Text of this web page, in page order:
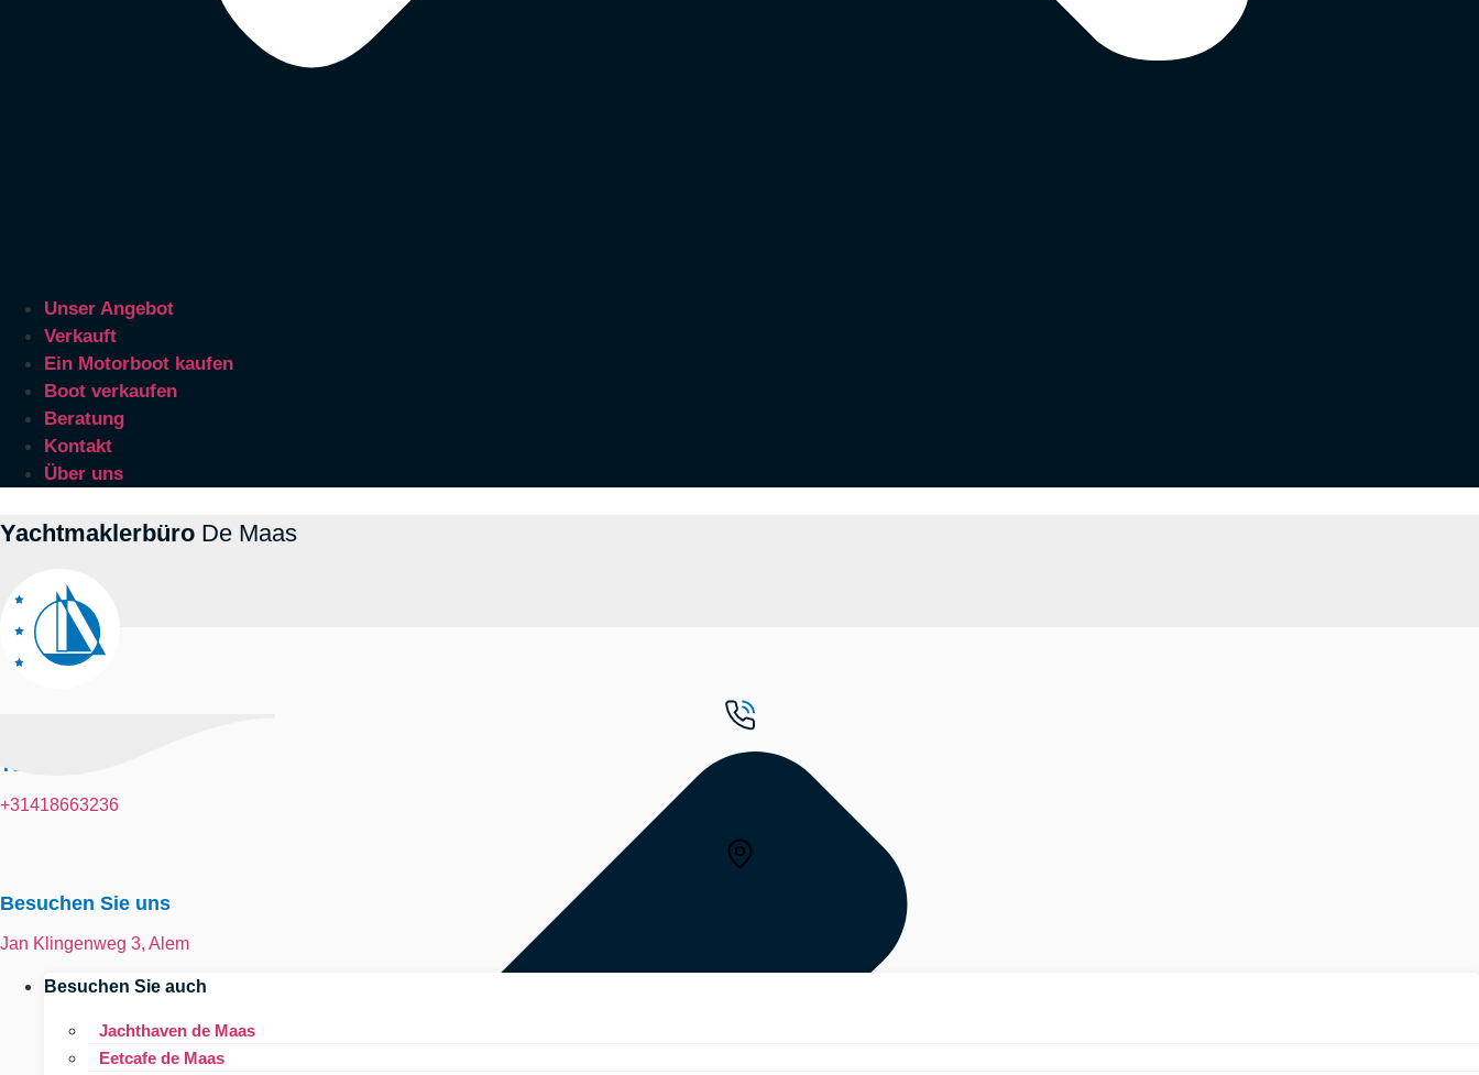
Unser Angebot
Verkauft
Ein Motorboot kaufen
Boot verkaufen
Beratung
Kontakt
Über uns
Yachtmaklerbüro De Maas
Telefon
+31418663236
Besuchen Sie uns
Jan Klingenweg 3, Alem
Besuchen Sie auch
Jachthaven de Maas
Eetcafe de Maas